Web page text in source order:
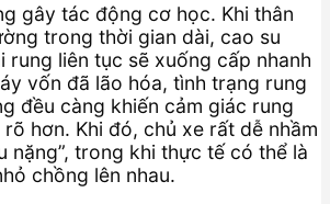
gây tác động cơ học. Khi thân
trong thời gian dài, cao su
rung liên tục sẽ xuống cấp nhanh
vốn đã lão hóa, tình trạng rung
đều càng khiến cảm giác rung
hơn. Khi đó, chủ xe rất dễ nhầm
nặng”, trong khi thực tế có thể là
chồng lên nhau.